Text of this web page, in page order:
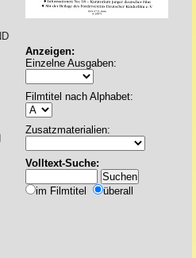
Anzeigen:
Einzelne Ausgaben:
Filmtitel nach Alphabet:
Zusatzmaterialien:
Volltext-Suche:
im Filmtitel überall